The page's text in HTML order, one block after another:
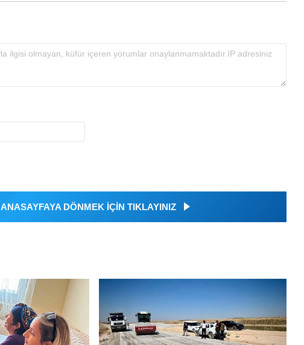
ANASAYFAYA DÖNMEK İÇİN TIKLAYINIZ